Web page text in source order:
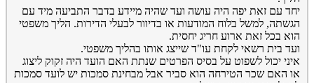
יחד עם זאת יפה היה עושה ועד שהיה מיידע בדבר התביעה מיד עם
הגשתה, למשל בלוח המודעות או בדיוור לבעלי הדירות. הליך משפטי
הוא בכל זאת ארוע חריג יחסית.
ועד בית רשאי לקחת עו"ד שייצג אותו בהליך משפטי.
איני יכול לשפוט על בסיס הפרטים שנתת האם הועד היה זקוק ליצוג
או האם שכר הטירחה הוא סביר אבל מבחינת סמכות יש לועד סמכות